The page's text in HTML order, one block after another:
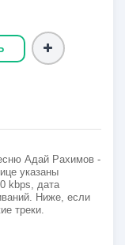
Адай Рахимов -
указаны
kbps, дата
Ниже, если
треки.